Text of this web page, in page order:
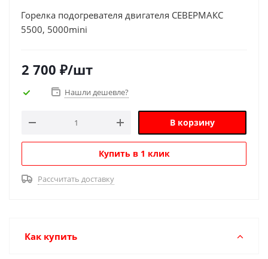
Горелка подогревателя двигателя СЕВЕРМАКС
5500, 5000mini
2 700 ₽/шт
Нашли дешевле?
В корзину
Купить в 1 клик
Рассчитать доставку
Как купить